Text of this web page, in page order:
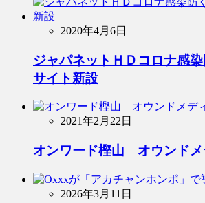
2020年4月6日
ジャパネットＨＤコロナ感
サイト新設
2021年2月22日
オンワード樫山 オウンドメ
2026年3月11日